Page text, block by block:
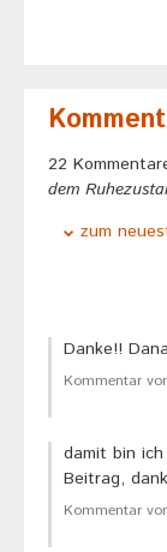
22
dem
zum
Danke!!
Kommentar
damit bin
Beitrag,
Kommentar